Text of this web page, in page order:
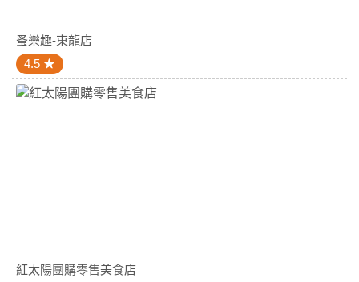
蚤樂趣-東龍店
4.5
紅太陽團購零售美食店